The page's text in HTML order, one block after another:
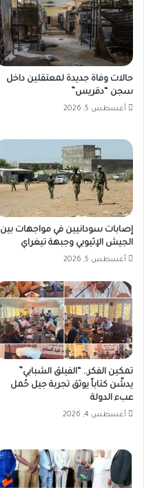
حالات وفاة جديدة لمعتقلين داخل
سجن “دقريس”
أغسطس 5, 2026
إصابات سودانيين في مواجهات بين
الجيش الإثيوبي وجبهة تيغراي
أغسطس 5, 2026
تمكين الفكر.. “الفيلق الشبابي”
يدشّن كتاباً يوثق تجربة جيل حُمل
عبء الدولة
أغسطس 4, 2026